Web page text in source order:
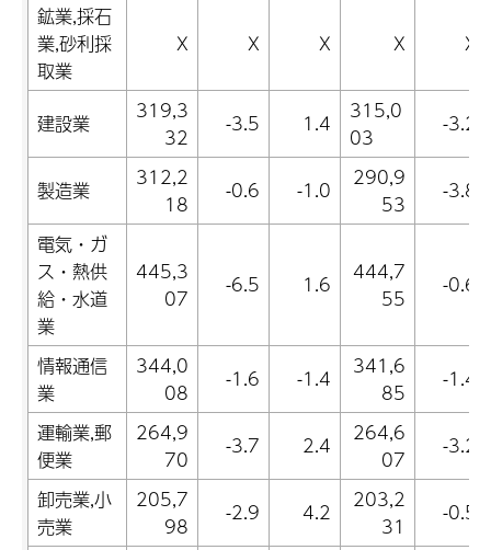
鉱業,採石
業,砂利採
取業
X X X X X
建設業
319,3
32
-3.5 1.4
315,0
03
-3.2
製造業
312,2
18
-0.6 -1.0
290,9
53
-3.8
電気・ガ
ス・熱供
給・水道
業
445,3
07
-6.5 1.6
444,7
55
-0.6
情報通信
業
344,0
08
-1.6 -1.4
341,6
85
-1.4
運輸業,郵
便業
264,9
70
-3.7 2.4
264,6
07
-3.2
卸売業,小
売業
205,7
98
-2.9 4.2
203,2
31
-0.5